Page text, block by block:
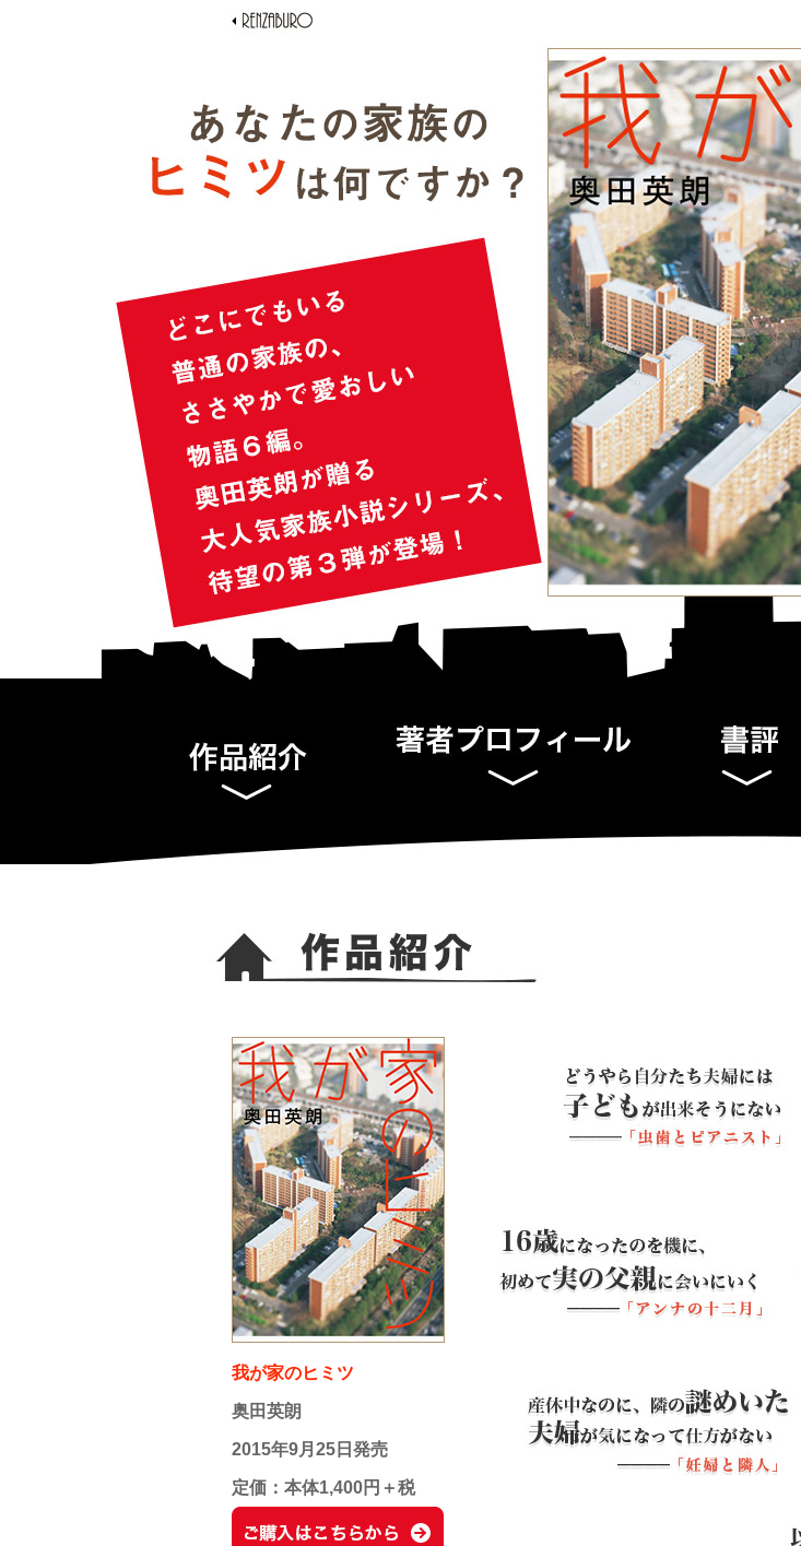
我が家のヒミツ
奥田英朗
2015年9月25日発売
定価：本体1,400円＋税